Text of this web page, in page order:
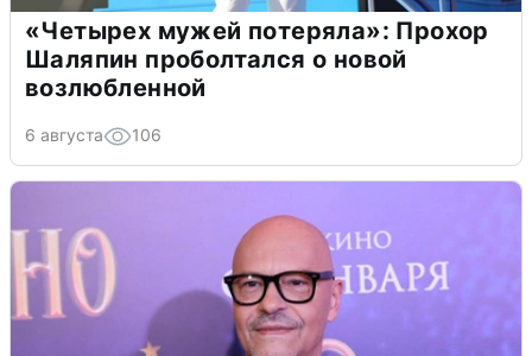
«Четырех мужей потеряла»: Прохор
Шаляпин проболтался о новой
возлюбленной
6 августа 106